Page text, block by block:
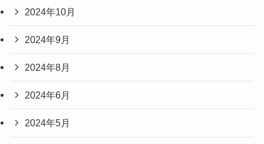
2024年10月
2024年9月
2024年8月
2024年6月
2024年5月